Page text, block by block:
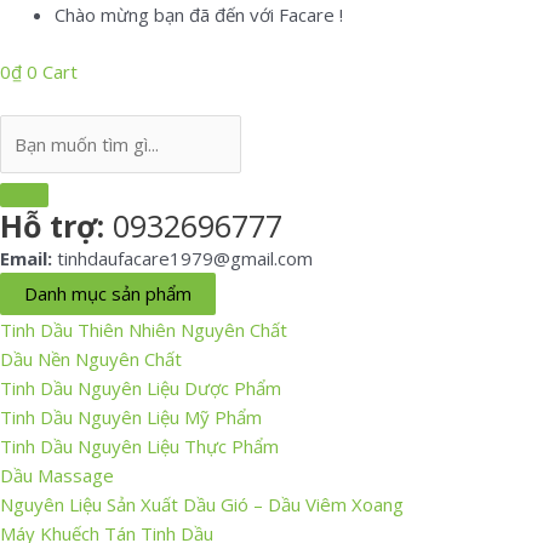
content
Chào mừng bạn đã đến với Facare !
0₫ 0 Cart
Hỗ trợ: 0932696777
Email: tinhdaufacare1979@gmail.com
Danh mục sản phẩm
Tinh Dầu Thiên Nhiên Nguyên Chất
Dầu Nền Nguyên Chất
Tinh Dầu Nguyên Liệu Dược Phẩm
Tinh Dầu Nguyên Liệu Mỹ Phẩm
Tinh Dầu Nguyên Liệu Thực Phẩm
Dầu Massage
Nguyên Liệu Sản Xuất Dầu Gió – Dầu Viêm Xoang
Máy Khuếch Tán Tinh Dầu